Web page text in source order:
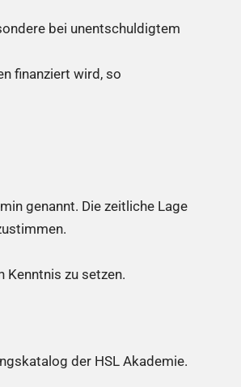
bei unentschuldigtem
finanziert wird, so
genannt. Die zeitliche Lage
Kenntnis zu setzen.
der HSL Akademie.